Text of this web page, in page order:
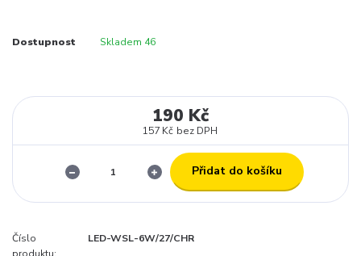
Dostupnost Skladem 46
190 Kč
157 Kč bez DPH
Přidat do košíku
Číslo
LED-WSL-6W/27/CHR